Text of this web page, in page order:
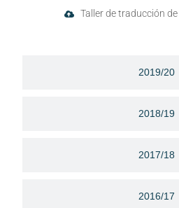
2019/20
2018/19
2017/18
2016/17
Taller de traducción